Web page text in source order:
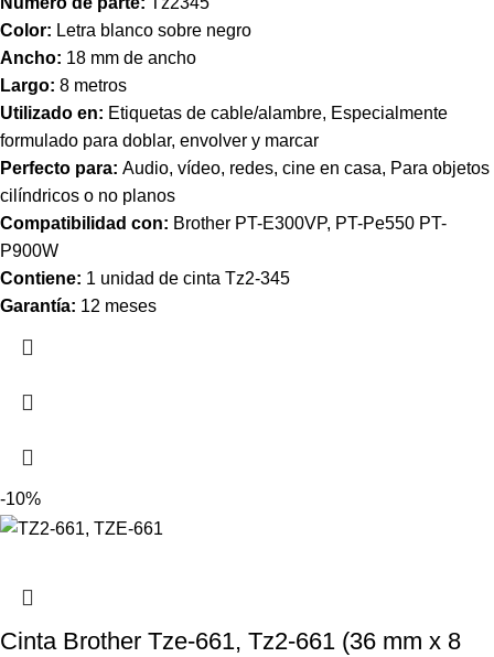
Color: Letra blanco sobre negro
Ancho: 18 mm de ancho
Largo: 8 metros
Utilizado en: Etiquetas de cable/alambre, Especialmente
formulado para doblar, envolver y marcar
Perfecto para: Audio, vídeo, redes, cine en casa, Para objetos
cilíndricos o no planos
Compatibilidad con: Brother PT-E300VP, PT-Pe550 PT-
P900W
Contiene: 1 unidad de cinta Tz2-345
Garantía: 12 meses
-10%
Cinta Brother Tze-661, Tz2-661 (36 mm x 8